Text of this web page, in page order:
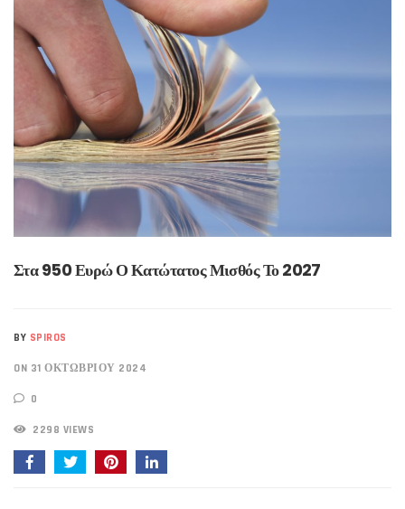
Στα 950 Ευρώ Ο Κατώτατος Μισθός Το 2027
BY SPIROS
ON 31 ΟΚΤΩΒΡΊΟΥ 2024
0
2298 VIEWS